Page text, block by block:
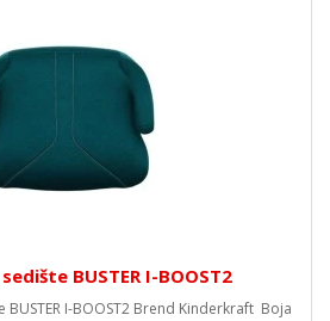
BUSTER I-BOOST2
BUSTER I-BOOST2 Brend Kinderkraft Boja